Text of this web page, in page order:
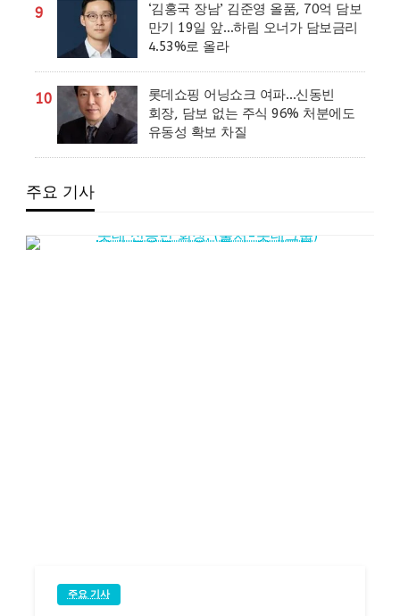
9
‘김홍국 장남’ 김준영 올품, 70억 담보
만기 19일 앞…하림 오너가 담보금리
4.53%로 올라
10
롯데쇼핑 어닝쇼크 여파…신동빈
회장, 담보 없는 주식 96% 처분에도
유동성 확보 차질
주요 기사
주요 기사